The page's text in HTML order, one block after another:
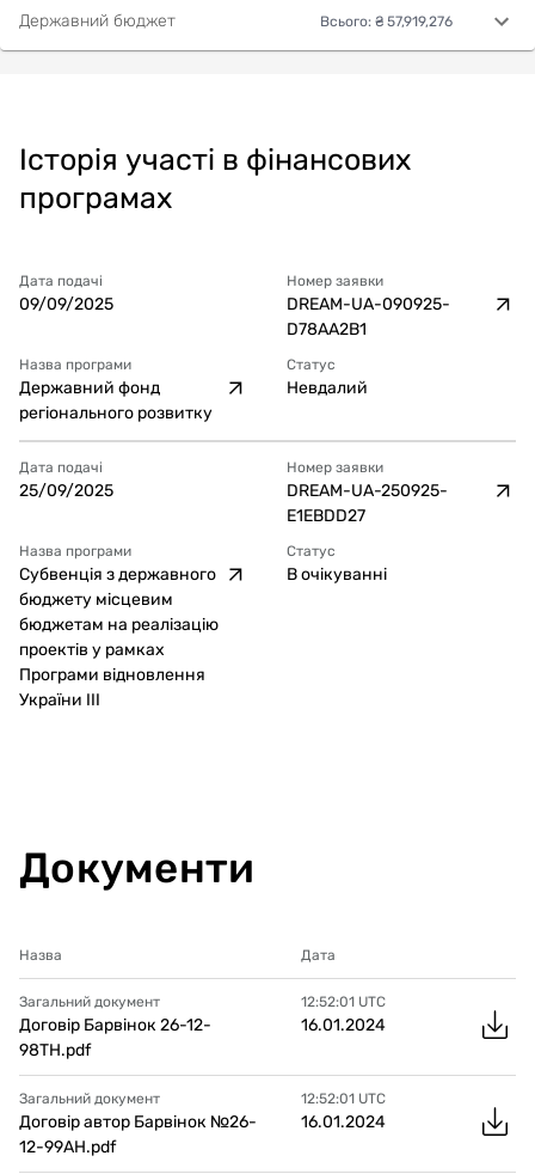
Державний бюджет Всього: ₴ 57,919,276
Історія участі в фінансових
програмах
Дата подачі
09/09/2025
Номер заявки
DREAM-UA-090925-
D78AA2B1
Назва програми
Державний фонд
регіонального розвитку
Статус
Невдалий
Дата подачі
25/09/2025
Номер заявки
DREAM-UA-250925-
E1EBDD27
Назва програми
Субвенція з державного
бюджету місцевим
бюджетам на реалізацію
проектів у рамках
Програми відновлення
України ІІІ
Статус
В очікуванні
Документи
Назва Дата
Загальний документ
Договір Барвінок 26-12-
98ТН.pdf
12:52:01 UTC
16.01.2024
Загальний документ
Договір автор Барвінок №26-
12-99АН.pdf
12:52:01 UTC
16.01.2024